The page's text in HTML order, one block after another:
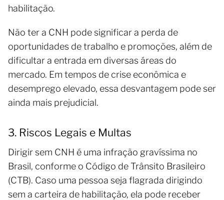
habilitação.
Não ter a CNH pode significar a perda de
oportunidades de trabalho e promoções, além de
dificultar a entrada em diversas áreas do
mercado. Em tempos de crise econômica e
desemprego elevado, essa desvantagem pode ser
ainda mais prejudicial.
3. Riscos Legais e Multas
Dirigir sem CNH é uma infração gravíssima no
Brasil, conforme o Código de Trânsito Brasileiro
(CTB). Caso uma pessoa seja flagrada dirigindo
sem a carteira de habilitação, ela pode receber